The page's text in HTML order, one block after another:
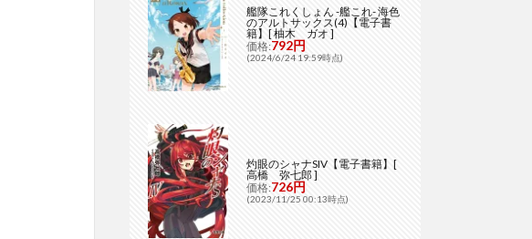
艦隊これくしょん -艦これ- 海色
のアルトサックス(4)【電子書
籍】[ 柚木 ガオ ]
価格:792円
(2024/6/24 19:59時点)
灼眼のシャナSIV【電子書籍】[
高橋 弥七郎 ]
価格:726円
(2023/11/25 00:13時点)